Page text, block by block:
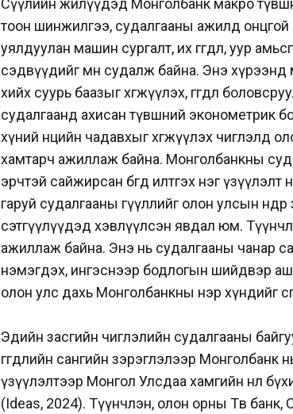
тоон шинжилгээ, судалгааны ажилд онцгой
уялдуулан машин сургалт, их өгөгдөл, уур
сэдвүүдийг мөн судалж байна. Энэ хүрээнд
хийх суурь баазыг хөгжүүлэх, өгөгдөл
судалгаанд ахисан түвшний эконометрик
хүний нөөцийн чадавхыг хөгжүүлэх чиглэлд
хамтарч ажиллаж байна. Монголбанкны
эрчтэй сайжирсан бөгөөд илтгэх нэг
гаруй судалгааны өгүүллийг олон улсын
сэтгүүлүүдэд хэвлүүлсэн явдал юм.
ажиллаж байна. Энэ нь судалгааны чанар
нэмэгдэх, ингэснээр бодлогын шийдвэр
олон улс дахь Монголбанкны нэр хүндийг
Эдийн засгийн чиглэлийн судалгааны
өгөгдлийн сангийн зэрэглэлээр
үзүүлэлтээр Монгол Улсдаа хамгийн нөлөө
(Ideas, 2024). Түүнчлэн, олон орны Төв банк,